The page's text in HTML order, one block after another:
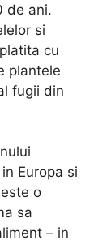
de ani.
si
cu
plantele
fugii din
Europa si
o
sa
– in